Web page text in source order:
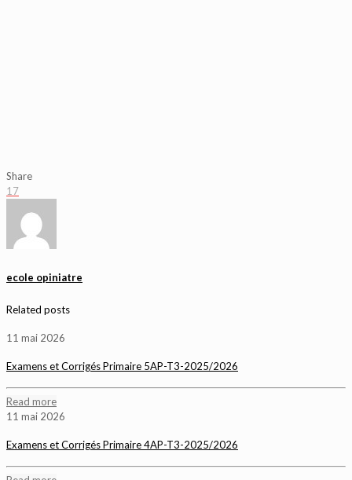
Share
17
ecole opiniatre
Related posts
11 mai 2026
Examens et Corrigés Primaire 5AP-T3-2025/2026
Read more
11 mai 2026
Examens et Corrigés Primaire 4AP-T3-2025/2026